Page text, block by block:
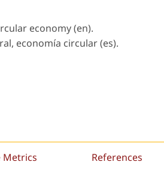
economy (en).
economía circular (es).
Metrics References